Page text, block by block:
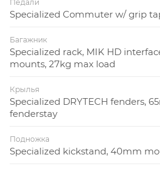
Педали
Specialized Commuter w/ grip
Багажник
Specialized rack, MIK HD
mounts, 27kg max load
Крылья
Specialized DRYTECH fenders,
fenderstay
Подножка
Specialized kickstand, 40mm